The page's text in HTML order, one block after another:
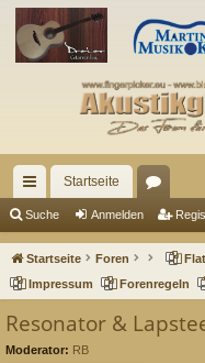
ch
ne
llz
riff
Startseite
en
Suche Anmelden
Startseite Foren
Impressum
Forenregeln
Resonator &
Moderator: RB